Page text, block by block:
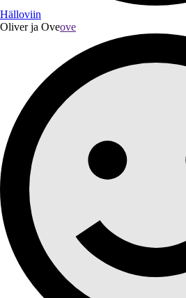
Hälloviin
Oliver ja Oveove